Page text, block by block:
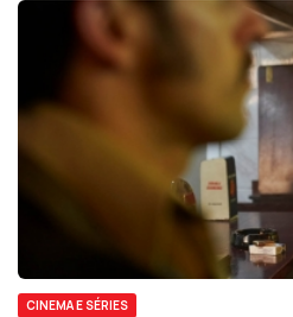
CINEMA E SÉRIES